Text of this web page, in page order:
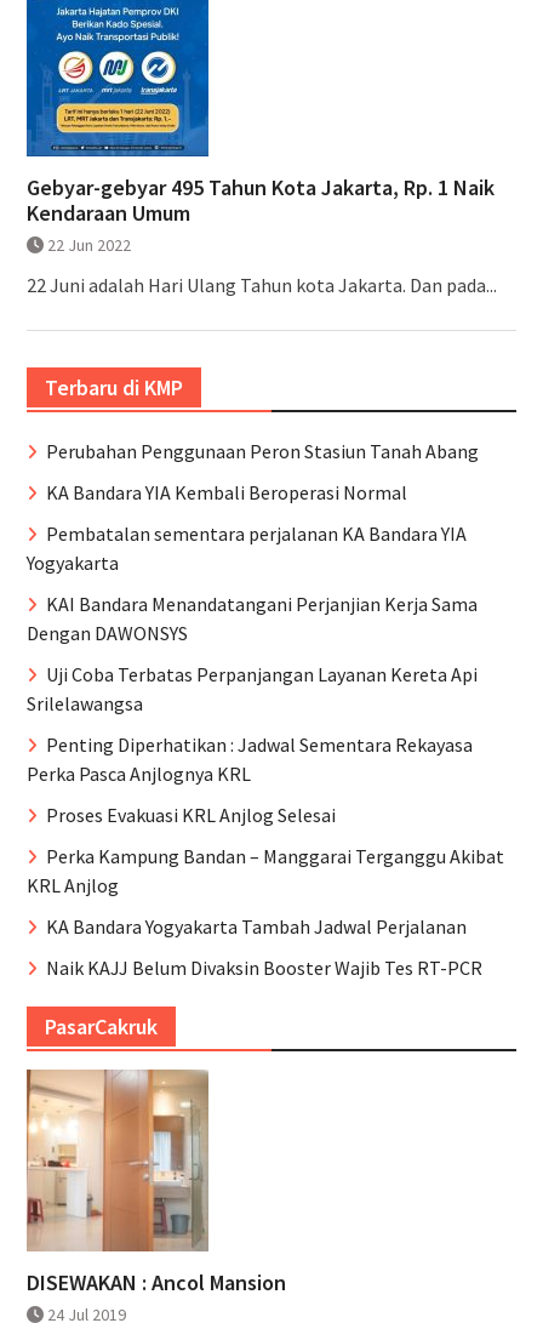
Gebyar-gebyar 495 Tahun Kota Jakarta, Rp. 1 Naik
Kendaraan Umum
22 Jun 2022
22 Juni adalah Hari Ulang Tahun kota Jakarta. Dan pada...
Terbaru di KMP
Perubahan Penggunaan Peron Stasiun Tanah Abang
KA Bandara YIA Kembali Beroperasi Normal
Pembatalan sementara perjalanan KA Bandara YIA
Yogyakarta
KAI Bandara Menandatangani Perjanjian Kerja Sama
Dengan DAWONSYS
Uji Coba Terbatas Perpanjangan Layanan Kereta Api
Srilelawangsa
Penting Diperhatikan : Jadwal Sementara Rekayasa
Perka Pasca Anjlognya KRL
Proses Evakuasi KRL Anjlog Selesai
Perka Kampung Bandan – Manggarai Terganggu Akibat
KRL Anjlog
KA Bandara Yogyakarta Tambah Jadwal Perjalanan
Naik KAJJ Belum Divaksin Booster Wajib Tes RT-PCR
PasarCakruk
DISEWAKAN : Ancol Mansion
24 Jul 2019